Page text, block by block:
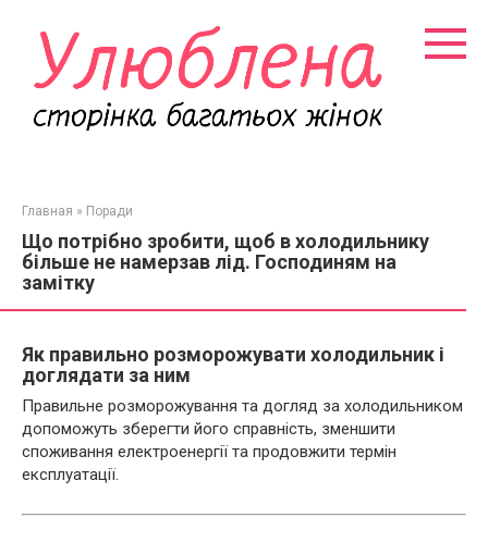
контенту
Главная » Поради
Що потрібно зробити, щоб в холодильнику
більше не намерзав лід. Господиням на
замітку
Як правильно розморожувати холодильник і
доглядати за ним
Правильне розморожування та догляд за холодильником
допоможуть зберегти його справність, зменшити
споживання електроенергії та продовжити термін
експлуатації.